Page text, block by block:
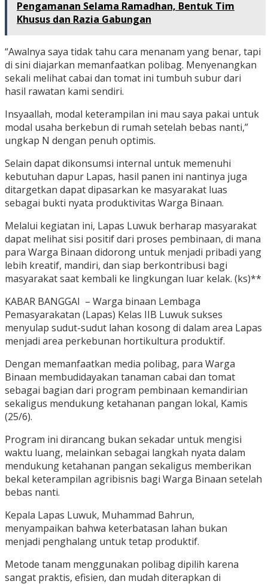
Pengamanan Selama Ramadhan, Bentuk Tim
Khusus dan Razia Gabungan
“Awalnya saya tidak tahu cara menanam yang benar, tapi
di sini diajarkan memanfaatkan polibag. Menyenangkan
sekali melihat cabai dan tomat ini tumbuh subur dari
hasil rawatan kami sendiri.
Insyaallah, modal keterampilan ini mau saya pakai untuk
modal usaha berkebun di rumah setelah bebas nanti,”
ungkap N dengan penuh optimis.
Selain dapat dikonsumsi internal untuk memenuhi
kebutuhan dapur Lapas, hasil panen ini nantinya juga
ditargetkan dapat dipasarkan ke masyarakat luas
sebagai bukti nyata produktivitas Warga Binaan.
Melalui kegiatan ini, Lapas Luwuk berharap masyarakat
dapat melihat sisi positif dari proses pembinaan, di mana
para Warga Binaan didorong untuk menjadi pribadi yang
lebih kreatif, mandiri, dan siap berkontribusi bagi
masyarakat saat kembali ke lingkungan luar kelak. (ks)**
KABAR BANGGAI – Warga binaan Lembaga
Pemasyarakatan (Lapas) Kelas IIB Luwuk sukses
menyulap sudut-sudut lahan kosong di dalam area Lapas
menjadi area perkebunan hortikultura produktif.
Dengan memanfaatkan media polibag, para Warga
Binaan membudidayakan tanaman cabai dan tomat
sebagai bagian dari program pembinaan kemandirian
sekaligus mendukung ketahanan pangan lokal, Kamis
(25/6).
Program ini dirancang bukan sekadar untuk mengisi
waktu luang, melainkan sebagai langkah nyata dalam
mendukung ketahanan pangan sekaligus memberikan
bekal keterampilan agribisnis bagi Warga Binaan setelah
bebas nanti.
Kepala Lapas Luwuk, Muhammad Bahrun,
menyampaikan bahwa keterbatasan lahan bukan
menjadi penghalang untuk tetap produktif.
Metode tanam menggunakan polibag dipilih karena
sangat praktis, efisien, dan mudah diterapkan di